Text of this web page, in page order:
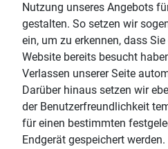
Nutzung unseres Angebots
gestalten. So setzen wir
ein, um zu erkennen, dass
Website bereits besucht
Verlassen unserer Seite
Darüber hinaus setzen wir
der Benutzerfreundlichkeit
für einen bestimmten
Endgerät gespeichert